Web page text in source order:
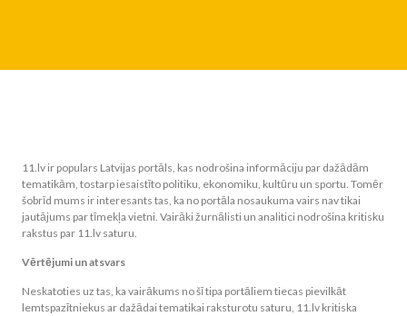
11.lv ir populars Latvijas portāls, kas nodrošina informāciju par dažādām
tematikām, tostarp iesaistīto politiku, ekonomiku, kultūru un sportu. Tomēr
šobrīd mums ir interesants tas, ka no portāla nosaukuma vairs nav tikai
jautājums par tīmekļa vietni. Vairāki žurnālisti un analitici nodrošina kritisku
rakstus par 11.lv saturu.
Vērtējumi un atsvars
Neskatoties uz tas, ka vairākums no šī tipa portāliem tiecas pievilkāt
lemtspazītniekus ar dažādai tematikai raksturotu saturu, 11.lv kritiska